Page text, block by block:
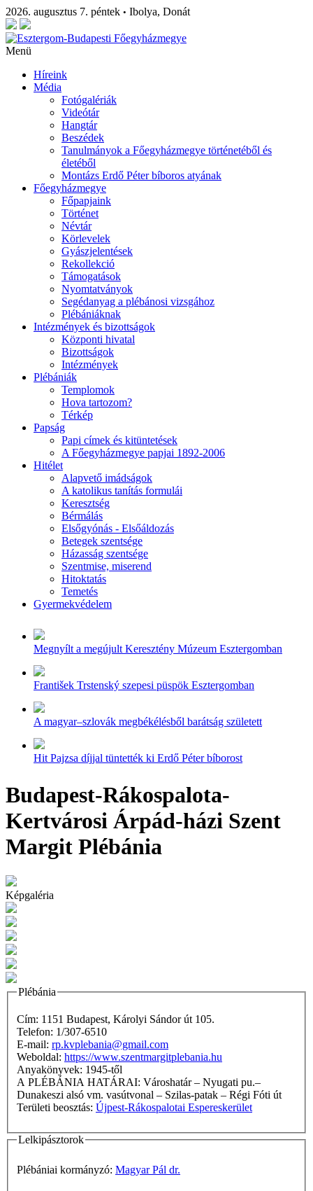
2026. augusztus 7. péntek • Ibolya, Donát
Menü
Híreink
Média
Fotógalériák
Videótár
Hangtár
Beszédek
Tanulmányok a Főegyházmegye történetéből és
életéből
Montázs Erdő Péter bíboros atyának
Főegyházmegye
Főpapjaink
Történet
Névtár
Körlevelek
Gyászjelentések
Rekollekció
Támogatások
Nyomtatványok
Segédanyag a plébánosi vizsgához
Plébániáknak
Intézmények és bizottságok
Központi hivatal
Bizottságok
Intézmények
Plébániák
Templomok
Hova tartozom?
Térkép
Papság
Papi címek és kitüntetések
A Főegyházmegye papjai 1892-2006
Hitélet
Alapvető imádságok
A katolikus tanítás formulái
Keresztség
Bérmálás
Elsőgyónás - Elsőáldozás
Betegek szentsége
Házasság szentsége
Szentmise, miserend
Hitoktatás
Temetés
Gyermekvédelem
Megnyílt a megújult Keresztény Múzeum Esztergomban
František Trstenský szepesi püspök Esztergomban
A magyar–szlovák megbékélésből barátság született
Hit Pajzsa díjjal tüntették ki Erdő Péter bíborost
Budapest-Rákospalota-
Kertvárosi Árpád-házi Szent
Margit Plébánia
Képgaléria
Plébánia
Cím: 1151 Budapest, Károlyi Sándor út 105.
Telefon: 1/307-6510
E-mail: rp.kvplebania@gmail.com
Weboldal: https://www.szentmargitplebania.hu
Anyakönyvek: 1945-től
A PLÉBÁNIA HATÁRAI: Városhatár – Nyugati pu.–
Dunakeszi alsó vm. vasútvonal – Szilas-patak – Régi Fóti út
Területi beosztás: Újpest-Rákospalotai Espereskerület
Lelkipásztorok
Plébániai kormányzó: Magyar Pál dr.